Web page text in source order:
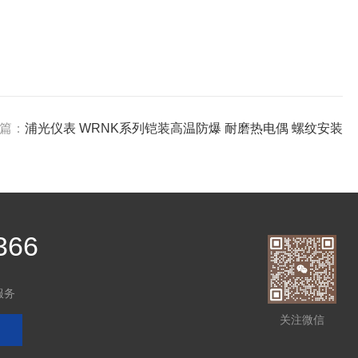
： 浦光仪表 WRNK系列铠装高温防爆 耐磨热电偶 螺纹安装
务
关注微信